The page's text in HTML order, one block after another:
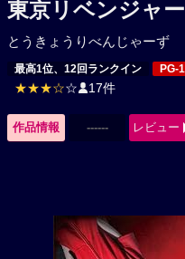
東京リベンジャ
とうきょうりべんじゃーず
最高1位、12回ランクイン PG-
★★★☆☆ 17件
作品情報 ------ レビュー